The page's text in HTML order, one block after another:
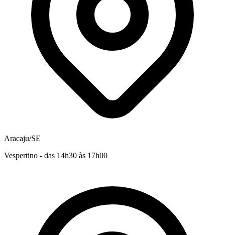
Aracaju/SE
Vespertino - das 14h30 às 17h00